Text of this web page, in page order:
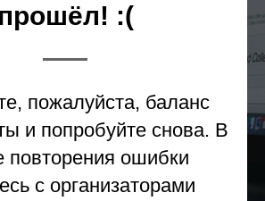
прошёл! :(
пожалуйста, баланс
и попробуйте снова. В
повторения ошибки
с организаторами